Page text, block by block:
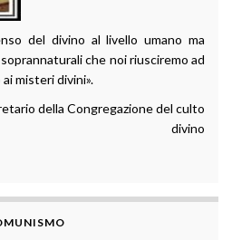
del divino al livello umano ma
che noi riusciremo ad
misteri divini».
della Congregazione del culto
divino